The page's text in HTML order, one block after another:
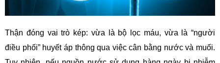
Thận đóng vai trò kép: vừa là bộ lọc máu, vừa là “người
điều phối” huyết áp thông qua việc cân bằng nước và muối.